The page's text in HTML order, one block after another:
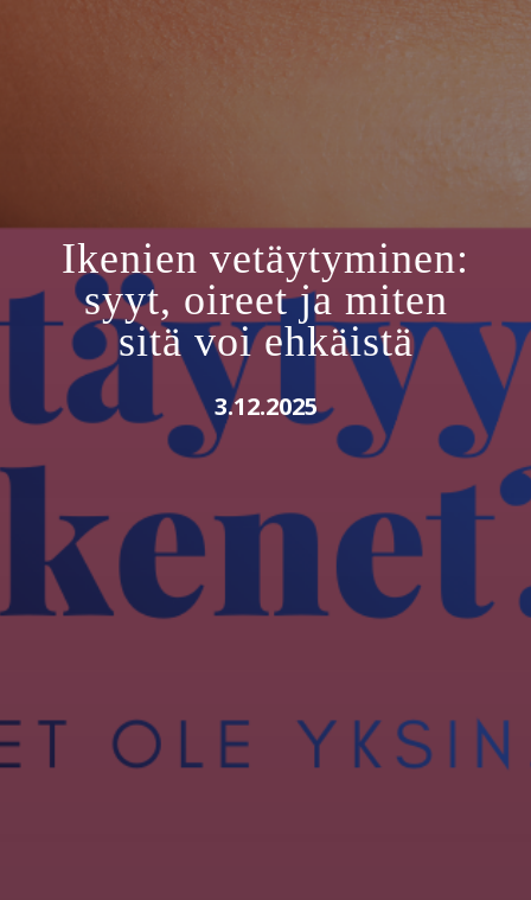
Ikenien vetäytyminen:
syyt, oireet ja miten
sitä voi ehkäistä
3.12.2025